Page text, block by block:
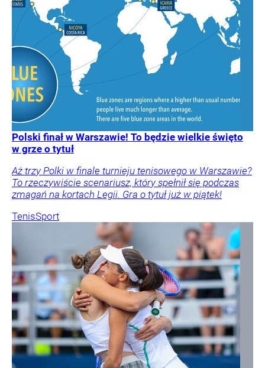
Polski finał w Warszawie! To będzie wielkie święto
w grze o tytuł
Aż trzy Polki w finale turnieju tenisowego w Warszawie?
To rzeczywiście scenariusz, który spełnił się podczas
zmagań na kortach Legii. Gra o tytuł już w piątek!
TenisSport